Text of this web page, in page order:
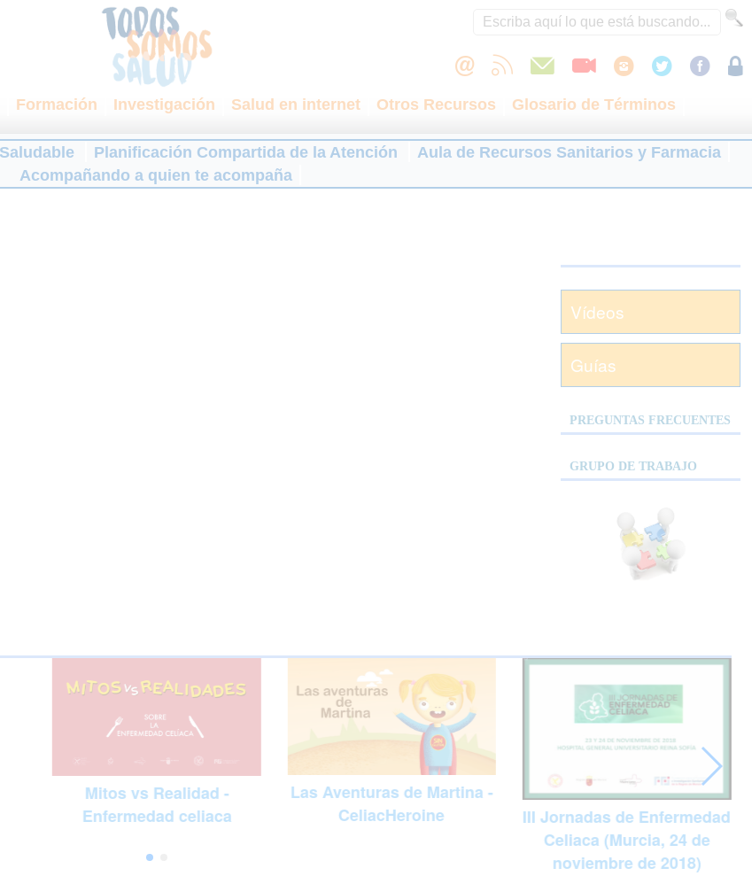
Formación Investigación Salud en internet Otros Recursos
Glosario de Términos
Planificación Compartida de la Atención
Aula de Recursos Sanitarios y Farmacia
Acompañando a quien te acompaña
Vídeos
Guías
PREGUNTAS FRECUENTES
GRUPO DE TRABAJO
Mitos vs Realidad -
Enfermedad celiaca
Las Aventuras de Martina -
CeliacHeroine
III Jornadas de Enfermedad
Celiaca (Murcia, 24 de
noviembre de 2018)